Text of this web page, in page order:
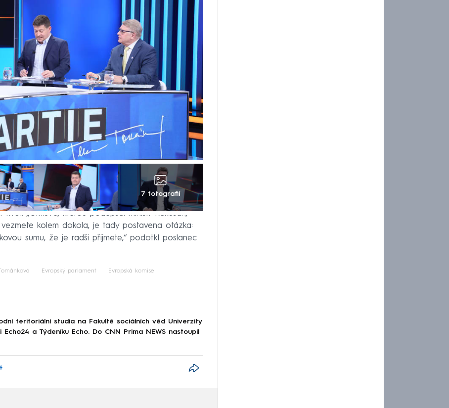
7 fotografií
„Úmluva, kterou podepsal ministr Rakušan,
kolem dokola, je tady postavena otázka:
sumu, že je radši přijmete,“ podotkl poslanec
Evropský parlament Evropská komise
teritoriální studia na Fakultě sociálních věd Univerzity
a Týdeníku Echo. Do CNN Prima NEWS nastoupil